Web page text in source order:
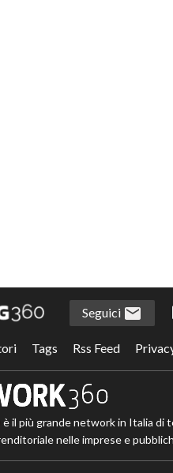
Seguici
Tags Rss Feed
è il più grande network in Italia di
nelle imprese e